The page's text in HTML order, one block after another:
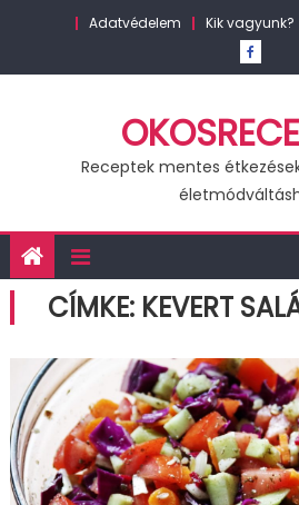
Adatvédelem Kik vagyunk?
Receptek mentes
CÍMKE: KEVERT